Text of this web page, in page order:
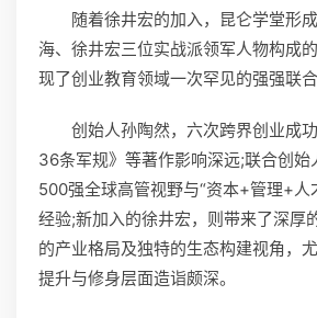
随着徐井宏的加入，昆仑学堂形
海、徐井宏三位实战派领军人物构成
现了创业教育领域一次罕见的强强联合
创始人孙陶然，六次跨界创业成功
36条军规》等著作影响深远;联合创始
500强全球高管视野与“资本+管理+人
经验;新加入的徐井宏，则带来了深厚
的产业格局及独特的生态构建视角，
提升与修身层面造诣颇深。